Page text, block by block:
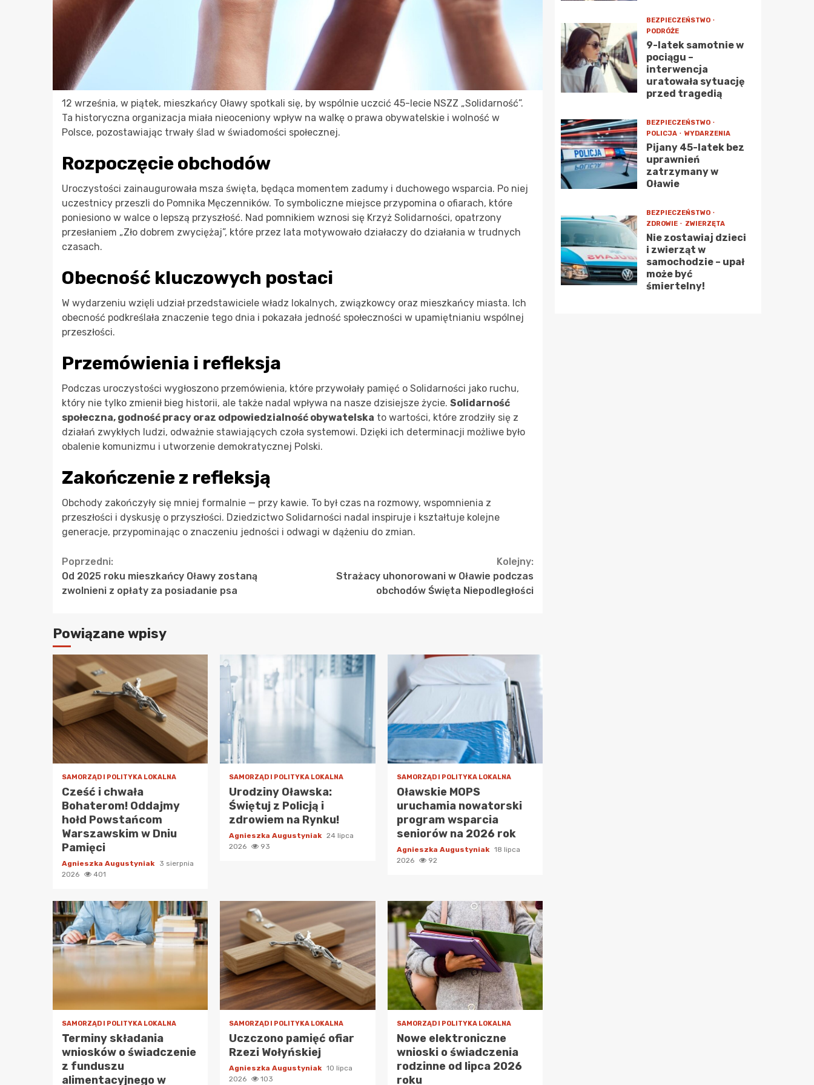
12 września, w piątek, mieszkańcy Oławy spotkali się, by wspólnie uczcić 45-lecie NSZZ „Solidarność”.
Ta historyczna organizacja miała nieoceniony wpływ na walkę o prawa obywatelskie i wolność w
Polsce, pozostawiając trwały ślad w świadomości społecznej.
Rozpoczęcie obchodów
Uroczystości zainaugurowała msza święta, będąca momentem zadumy i duchowego wsparcia. Po niej
uczestnicy przeszli do Pomnika Męczenników. To symboliczne miejsce przypomina o ofiarach, które
poniesiono w walce o lepszą przyszłość. Nad pomnikiem wznosi się Krzyż Solidarności, opatrzony
przesłaniem „Zło dobrem zwyciężaj”, które przez lata motywowało działaczy do działania w trudnych
czasach.
Obecność kluczowych postaci
W wydarzeniu wzięli udział przedstawiciele władz lokalnych, związkowcy oraz mieszkańcy miasta. Ich
obecność podkreślała znaczenie tego dnia i pokazała jedność społeczności w upamiętnianiu wspólnej
przeszłości.
Przemówienia i refleksja
Podczas uroczystości wygłoszono przemówienia, które przywołały pamięć o Solidarności jako ruchu,
który nie tylko zmienił bieg historii, ale także nadal wpływa na nasze dzisiejsze życie. Solidarność
społeczna, godność pracy oraz odpowiedzialność obywatelska to wartości, które zrodziły się z
działań zwykłych ludzi, odważnie stawiających czoła systemowi. Dzięki ich determinacji możliwe było
obalenie komunizmu i utworzenie demokratycznej Polski.
Zakończenie z refleksją
Obchody zakończyły się mniej formalnie — przy kawie. To był czas na rozmowy, wspomnienia z
przeszłości i dyskusję o przyszłości. Dziedzictwo Solidarności nadal inspiruje i kształtuje kolejne
generacje, przypominając o znaczeniu jedności i odwagi w dążeniu do zmian.
Continue
Reading
Poprzedni:
Od 2025 roku mieszkańcy Oławy zostaną
zwolnieni z opłaty za posiadanie psa
Kolejny:
Strażacy uhonorowani w Oławie podczas
obchodów Święta Niepodległości
Powiązane wpisy
SAMORZĄD I POLITYKA LOKALNA
Cześć i chwała
Bohaterom! Oddajmy
hołd Powstańcom
Warszawskim w Dniu
Pamięci
Agnieszka Augustyniak 3 sierpnia
2026
401
SAMORZĄD I POLITYKA LOKALNA
Urodziny Oławska:
Świętuj z Policją i
zdrowiem na Rynku!
Agnieszka Augustyniak 24 lipca
2026
93
SAMORZĄD I POLITYKA LOKALNA
Oławskie MOPS
uruchamia nowatorski
program wsparcia
seniorów na 2026 rok
Agnieszka Augustyniak 18 lipca
2026
92
SAMORZĄD I POLITYKA LOKALNA
Terminy składania
wniosków o świadczenie
z funduszu
alimentacyjnego w
SAMORZĄD I POLITYKA LOKALNA
Uczczono pamięć ofiar
Rzezi Wołyńskiej
Agnieszka Augustyniak 10 lipca
2026
103
SAMORZĄD I POLITYKA LOKALNA
Nowe elektroniczne
wnioski o świadczenia
rodzinne od lipca 2026
roku
BEZPIECZEŃSTWO
PODRÓŻE
9-latek samotnie w
pociągu –
interwencja
uratowała sytuację
przed tragedią
BEZPIECZEŃSTWO
POLICJA
WYDARZENIA
Pijany 45-latek bez
uprawnień
zatrzymany w
Oławie
BEZPIECZEŃSTWO
ZDROWIE
ZWIERZĘTA
Nie zostawiaj dzieci
i zwierząt w
samochodzie – upał
może być
śmiertelny!